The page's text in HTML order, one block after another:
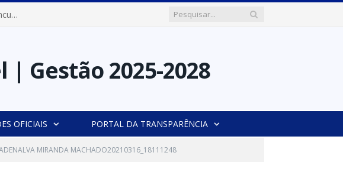
Prefeitura de Portel prorroga inscrições e altera horários dos concursos “Musa” e “Miss Mix Verão 2026”
OFICIAIS PORTAL DA TRANSPARÊNCIA
MIRANDA MACHADO20210316_18111248